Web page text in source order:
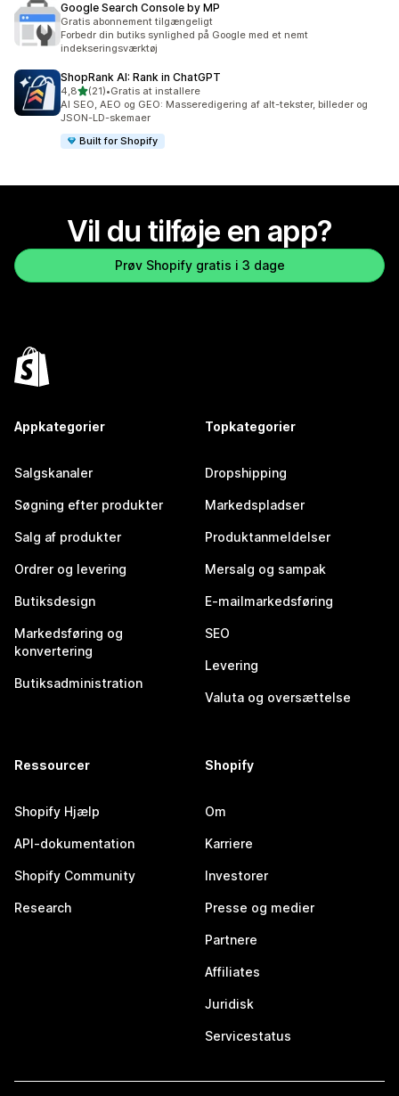
Google Search Console by MP
Gratis abonnement tilgængeligt
Forbedr din butiks synlighed på Google med et nemt
indekseringsværktøj
ShopRank AI: Rank in ChatGPT
4,8ud af 5 stjerner
(21)
21 anmeldelser i alt
•Gratis at installere
AI SEO, AEO og GEO: Masseredigering af alt-tekster, billeder og
JSON-LD-skemaer
Built for Shopify
Vil du tilføje en app?
Prøv Shopify gratis i 3 dage
Appkategorier
Salgskanaler
Søgning efter produkter
Salg af produkter
Ordrer og levering
Butiksdesign
Markedsføring og
konvertering
Butiksadministration
Topkategorier
Dropshipping
Markedspladser
Produktanmeldelser
Mersalg og sampak
E-mailmarkedsføring
SEO
Levering
Valuta og oversættelse
Ressourcer
Shopify Hjælp
API-dokumentation
Shopify Community
Research
Shopify
Om
Karriere
Investorer
Presse og medier
Partnere
Affiliates
Juridisk
Servicestatus